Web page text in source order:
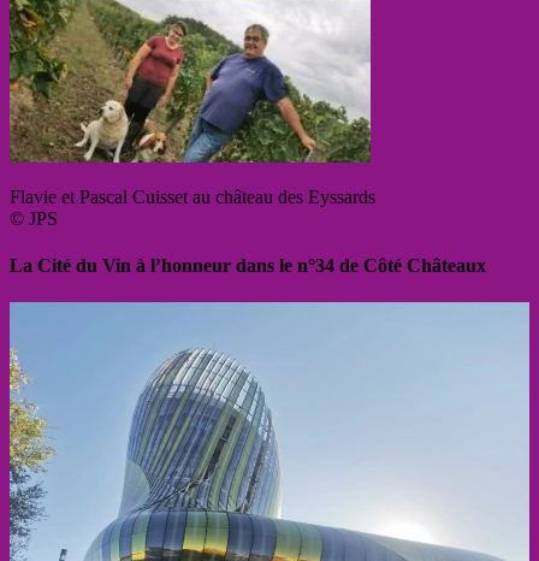
Flavie et Pascal Cuisset au château des Eyssards
© JPS
La Cité du Vin à l’honneur dans le n°34 de Côté Châteaux